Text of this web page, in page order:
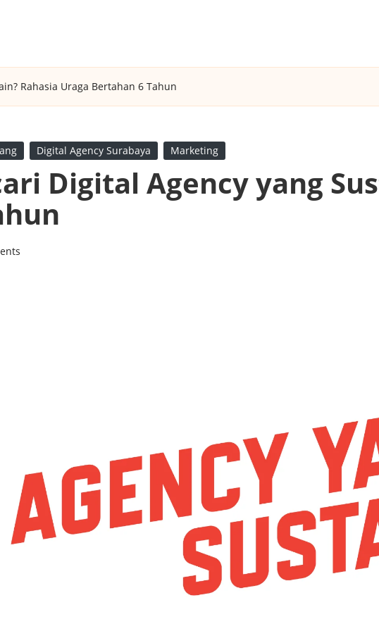
Rahasia Uraga Bertahan 6 Tahun
Digital Agency Surabaya Marketing
Digital Agency yang